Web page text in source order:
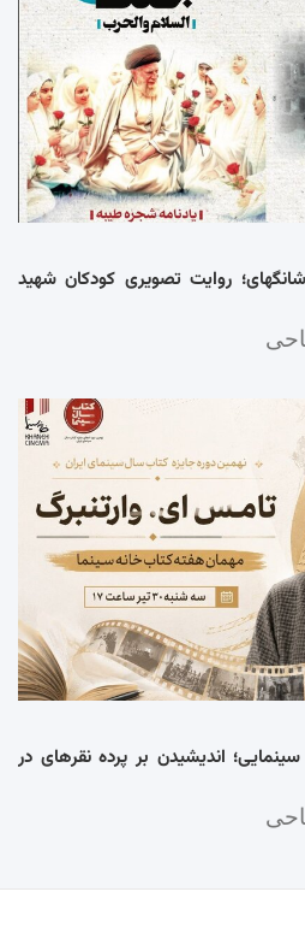
روایت تصویری کودکان شهید
اندیشیدن بر پرده نقرهای در